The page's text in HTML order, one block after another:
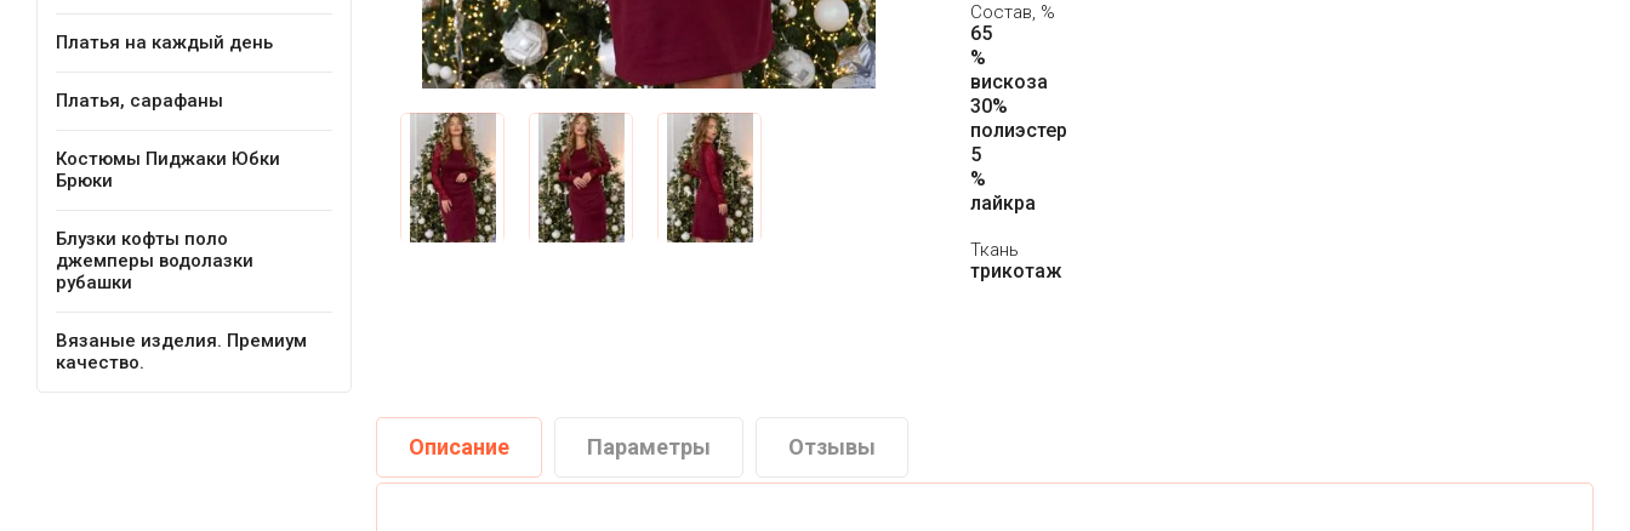
Платья на каждый день
Платья, сарафаны
Костюмы Пиджаки Юбки
Брюки
Блузки кофты поло
джемперы водолазки
рубашки
Вязаные изделия. Премиум
качество.
Состав, %
65
%
вискоза
30%
полиэстер
5
%
лайкра
Ткань
трикотаж
Описание Параметры Отзывы